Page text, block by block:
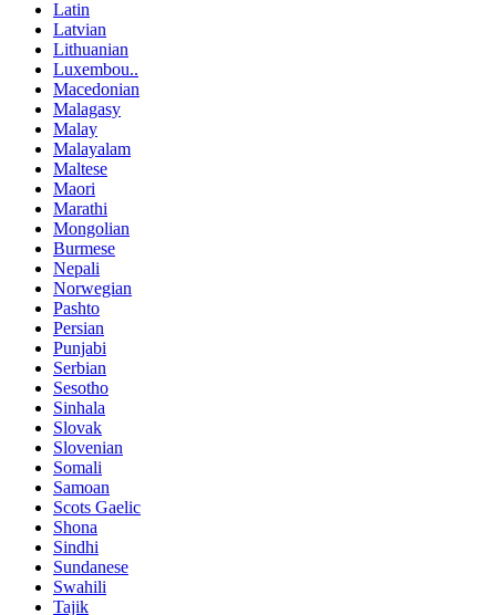
Latin
Latvian
Lithuanian
Luxembou..
Macedonian
Malagasy
Malay
Malayalam
Maltese
Maori
Marathi
Mongolian
Burmese
Nepali
Norwegian
Pashto
Persian
Punjabi
Serbian
Sesotho
Sinhala
Slovak
Slovenian
Somali
Samoan
Scots Gaelic
Shona
Sindhi
Sundanese
Swahili
Tajik